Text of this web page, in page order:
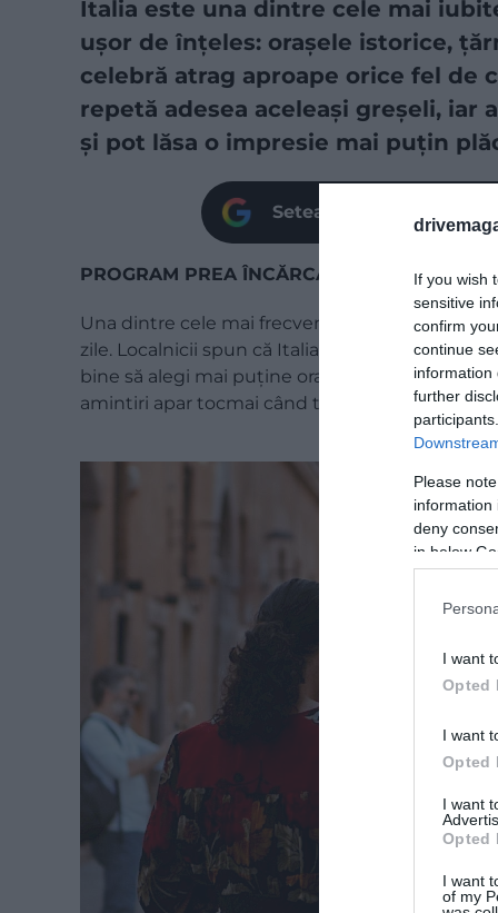
If you wish
sensitive
confirm
continue
information
further
Please
information
deny
in below
I want
Opted
I want
Opted
I want
Opted
I want
of my
Italia este una dintre cele mai
ușor de înțeles: orașele istorice,
celebră atrag aproape orice fel de
repetă adesea aceleași greșeli, iar
și pot lăsa o impresie mai puțin
Setează site-ul nostru
PROGRAM PREA ÎNCĂRCAT ȘI VIZITE PE
Una dintre cele mai frecvente greșeli este
zile. Localnicii spun că Italia nu poate fi
bine să alegi mai puține orașe și să lași timp
amintiri apar tocmai când te abați de la traseu